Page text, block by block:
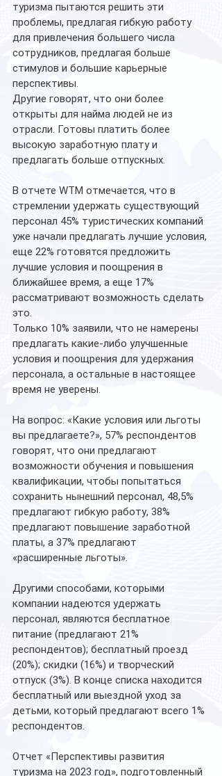
туризма пытаются решить эти
проблемы, предлагая гибкую работу
для привлечения большего числа
сотрудников, предлагая больше
стимулов и большие карьерные
перспективы.
Другие говорят, что они более
открыты для найма людей не из
отрасли. Готовы платить более
высокую заработную плату и
предлагать больше отпускных.
В отчете WTM отмечается, что в
стремлении удержать существующий
персонал 45% туристических компаний
уже начали предлагать лучшие условия,
еще 22% готовятся предложить
лучшие условия и поощрения в
ближайшее время, а еще 17%
рассматривают возможность сделать
это.
Только 10% заявили, что не намерены
предлагать какие-либо улучшенные
условия и поощрения для удержания
персонала, а остальные в настоящее
время не уверены.
На вопрос: «Какие условия или льготы
вы предлагаете?», 57% респондентов
говорят, что они предлагают
возможности обучения и повышения
квалификации, чтобы попытаться
сохранить нынешний персонал, 48,5%
предлагают гибкую работу, 38%
предлагают повышение заработной
платы, а 37% предлагают
«расширенные льготы».
Другими способами, которыми
компании надеются удержать
персонал, являются бесплатное
питание (предлагают 21%
респондентов); бесплатный проезд
(20%); скидки (16%) и творческий
отпуск (3%). В конце списка находится
бесплатный или выездной уход за
детьми, который предлагают всего 1%
респондентов.
Отчет «Перспективы развития
туризма на 2023 год», подготовленный